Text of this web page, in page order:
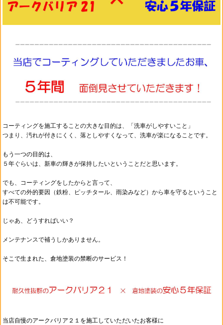
コーティングを施工することの大きな目的は、
「洗車がしやすいこと」
つまり、汚れが付きにくく、落としやすくなって、 洗車が楽になることです。
もう一つの目的は、
５年ぐらいは、新車の輝きが保持したいということだと思います。
でも、コーティングをしたからと言って、
すべての外的要因（鉄粉、ピッチタール、雨染みなど）から車を守るということ
は不可能です。
じゃあ、どうすればいい？
メンテナンスで補うしかありません。
そこで生まれた、倉地塗装の禁断のサービス！
当店自慢のアークバリア２１を施工していただいたお客様に